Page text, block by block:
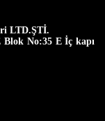
LTD.ŞTİ.
No:35 E İç kapı